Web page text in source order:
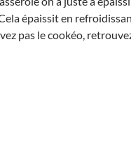
épaissit en
pas le cookéo,